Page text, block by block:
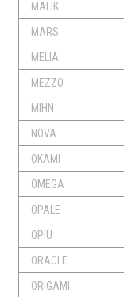
MALIK
MARS
MELIA
MEZZO
MIHN
NOVA
OKAMI
OMEGA
OPALE
OPIU
ORACLE
ORIGAMI